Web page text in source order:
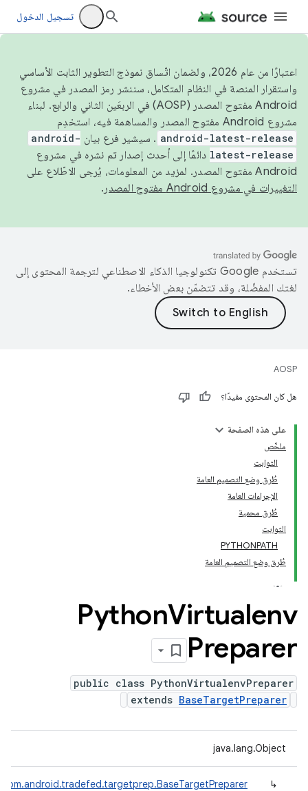
تسجيل الدخول
اعتبارًا من عام 2026، ولضمان اتّساق نموذج التطوير الثابت الأساسي
واستقرار المنصة في النظام المتكامل، سننشر رمز المصدر في مشروع
Android مفتوح المصدر (AOSP) في الربعَين الثاني والرابع. لبناء
مشروع Android مفتوح المصدر والمساهمة فيه، استخدِم
android-latest-release . سيشير فرع بيان android-
latest-release دائمًا إلى أحدث إصدار تم نشره في مشروع
Android مفتوح المصدر. لمزيد من المعلومات، يُرجى الاطّلاع على
التغييرات في مشروع Android مفتوح المصدر
.
تستخدم Google تكنولوجيا الذكاء الاصطناعي لترجمة المحتوى إلى
لغتك المفضّلة، وقد تتضمّن بعض الأخطاء.
AOSP
هل كان المحتوى مفيدًا؟
على هذه الصفحة
ملخّص
الثوابت
طُرق وضع التصميم العامة
الإجراءات العامة
طُرق محمية
الثوابت
PYTHONPATH
طُرق وضع التصميم العامة
PythonVirtualenv
Preparer
public class PythonVirtualenvPreparer
extends BaseTargetPreparer
java.lang.Object
↳
com.android.tradefed.targetprep.BaseTargetPreparer